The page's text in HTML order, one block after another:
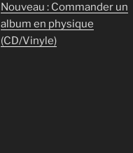
Nouveau : Commander un
album en physique
(CD/Vinyle)